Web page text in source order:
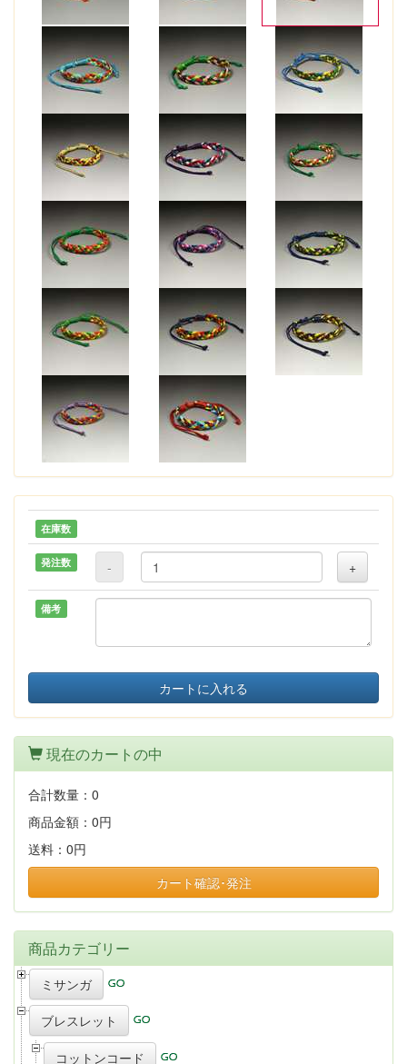
在庫数
発注数 - +
備考
カートに入れる
現在のカートの中
合計数量： 0
商品金額： 0円
送料： 0円
カート確認･発注
商品カテゴリー
ミサンガ
ブレスレット
コットンコード